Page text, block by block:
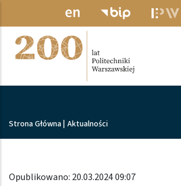
Przejdź do treści
Ścieżka nawigacyjna
Strona Główna Aktualności
Opublikowano: 20.03.2024 09:07